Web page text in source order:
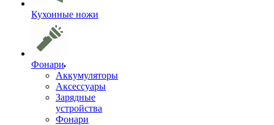
Кухонные ножи
Фонари
Аккумуляторы
Аксессуары
Зарядные
устройства
Фонари